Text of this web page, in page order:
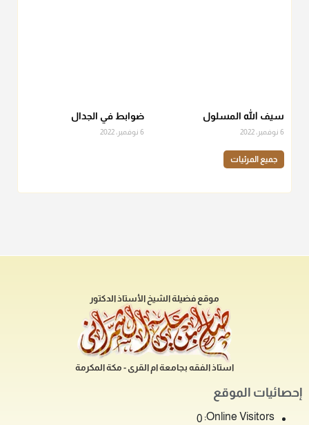
سيف الله المسلول
6 نوفمبر، 2022
ضوابط في الجدال
6 نوفمبر، 2022
جميع المرئيات
موقع فضيلة الشيخ الأستاذ الدكتور
استاذ الفقه بجامعة ام القرى - مكة المكرمة
إحصائيات الموقع
Online Visitors:
0